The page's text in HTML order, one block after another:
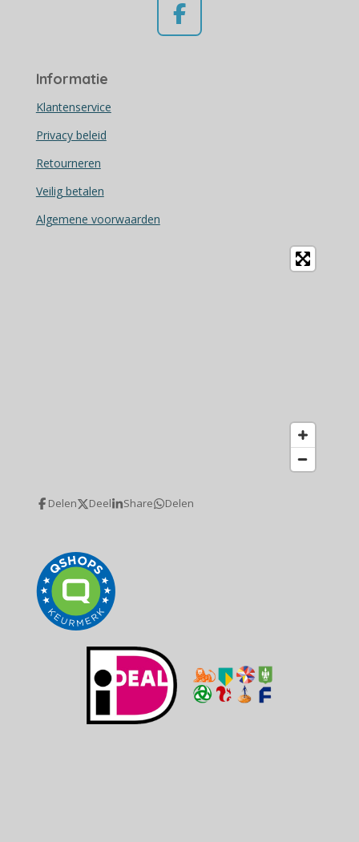
F
Informatie
Klantenservice
Privacy beleid
Retourneren
Veilig betalen
Algemene voorwaarden
Delen Deel Share Delen